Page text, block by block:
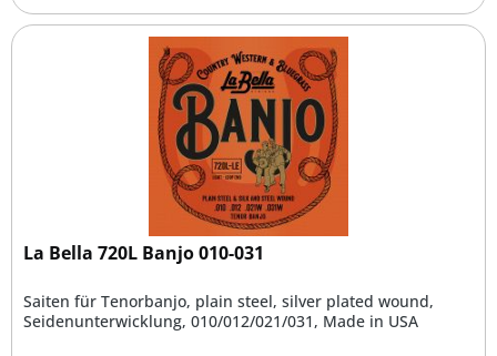
La Bella 720L Banjo 010-031
Saiten für Tenorbanjo, plain steel, silver plated wound,
Seidenunterwicklung, 010/012/021/031, Made in USA